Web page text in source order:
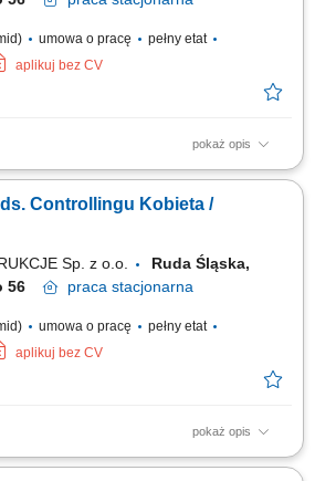
umowa o pracę
pełny etat
aplikuj bez CV
pokaż opis
prognoz finansowych i studiów
miesięcznych zamknięciach finansowych i
zestawień i raportów dla Zarządu
Controllingu Kobieta /
Sp. z o.o.
Ruda Śląska,
56
praca stacjonarna
umowa o pracę
pełny etat
aplikuj bez CV
pokaż opis
zespołu będzie odpowiedzialna za: